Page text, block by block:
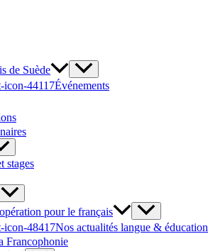
de Suède
Événements
stages
pour le français
Nos actualités langue & éducation
Francophonie